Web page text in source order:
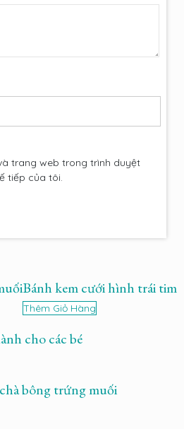
trang web trong trình duyệt
tiếp của tôi.
Bánh kem cưới hình trái tim
Thêm Giỏ Hàng
cho các bé
bông trứng muối